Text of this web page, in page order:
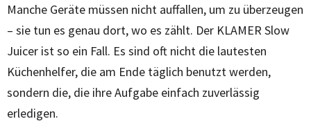
Manche Geräte müssen nicht auffallen, um zu überzeugen
– sie tun es genau dort, wo es zählt. Der KLAMER Slow
Juicer ist so ein Fall. Es sind oft nicht die lautesten
Küchenhelfer, die am Ende täglich benutzt werden,
sondern die, die ihre Aufgabe einfach zuverlässig
erledigen.